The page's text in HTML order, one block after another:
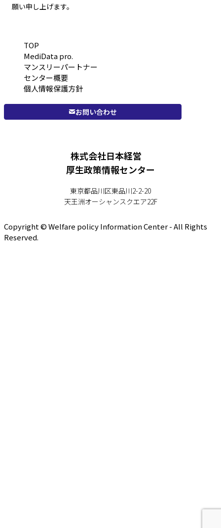
願い申し上げます。
TOP
MediData pro.
マンスリーパートナー
センター概要
個人情報保護方針
お問い合わせ
株式会社日本経営
厚生政策情報センター
東京都品川区東品川2-2-20
天王洲オーシャンスクエア22F
Copyright © Welfare policy Information Center - All Rights
Reserved.